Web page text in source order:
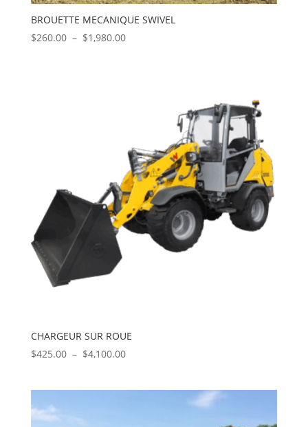
BROUETTE MECANIQUE SWIVEL
$260.00 – $1,980.00Plage
CHARGEUR SUR ROUE
$425.00 – $4,100.00Plage